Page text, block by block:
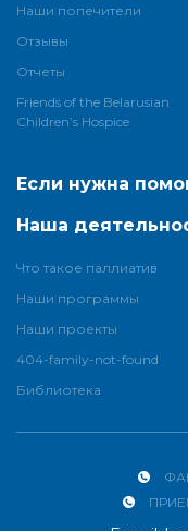
Наши попечители
Отзывы
Отчеты
Friends of the Belarusian
Children’s Hospice
Если нужна
Наша
Что такое паллиатив
Наши программы
Наши проекты
404-family-not-found
Библиотека